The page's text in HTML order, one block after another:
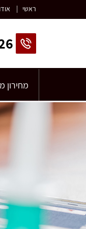
ראשי |
מחירון